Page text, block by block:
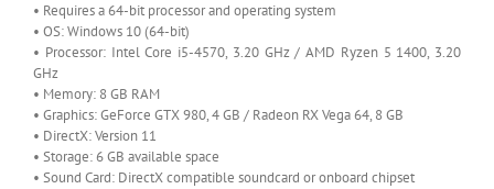
• Requires a 64-bit processor and operating system
• OS: Windows 10 (64-bit)
• Processor: Intel Core i5-4570, 3.20 GHz / AMD Ryzen 5 1400, 3.20
GHz
• Memory: 8 GB RAM
• Graphics: GeForce GTX 980, 4 GB / Radeon RX Vega 64, 8 GB
• DirectX: Version 11
• Storage: 6 GB available space
• Sound Card: DirectX compatible soundcard or onboard chipset